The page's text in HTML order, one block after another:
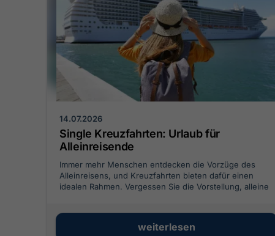
14.07.2026
Single Kreuzfahrten: Urlaub für
Alleinreisende
Immer mehr Menschen entdecken die Vorzüge des
Alleinreisens, und Kreuzfahrten bieten dafür einen
idealen Rahmen. Vergessen Sie die Vorstellung, alleine
Möglichkeit, die Welt zu sehen, Gleichgesinnte zu
weiterlesen